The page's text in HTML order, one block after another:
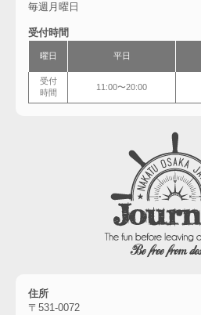
毎週月曜日
受付時間
曜日 平日
受付
時間
11:00〜20:00
住所
〒531-0072